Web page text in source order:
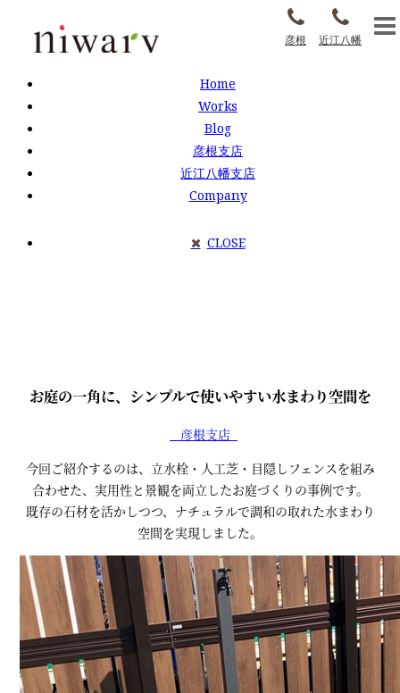
近江八幡
彦根
Home
Works
Blog
彦根支店
近江八幡支店
Company
CLOSE
お庭の一角に、シンプルで使いやすい水まわり空間を
彦根支店
今回ご紹介するのは、立水栓・人工芝・目隠しフェンスを組み
合わせた、実用性と景観を両立したお庭づくりの事例です。
既存の石材を活かしつつ、ナチュラルで調和の取れた水まわり
空間を実現しました。